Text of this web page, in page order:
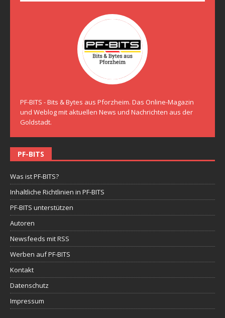
PF-BITS - Bits & Bytes aus Pforzheim. Das Online-Magazin
und Weblog mit aktuellen News und Nachrichten aus der
Goldstadt.
PF-BITS
Was ist PF-BITS?
Inhaltliche Richtlinien in PF-BITS
PF-BITS unterstützen
Autoren
Newsfeeds mit RSS
Werben auf PF-BITS
Kontakt
Datenschutz
Impressum